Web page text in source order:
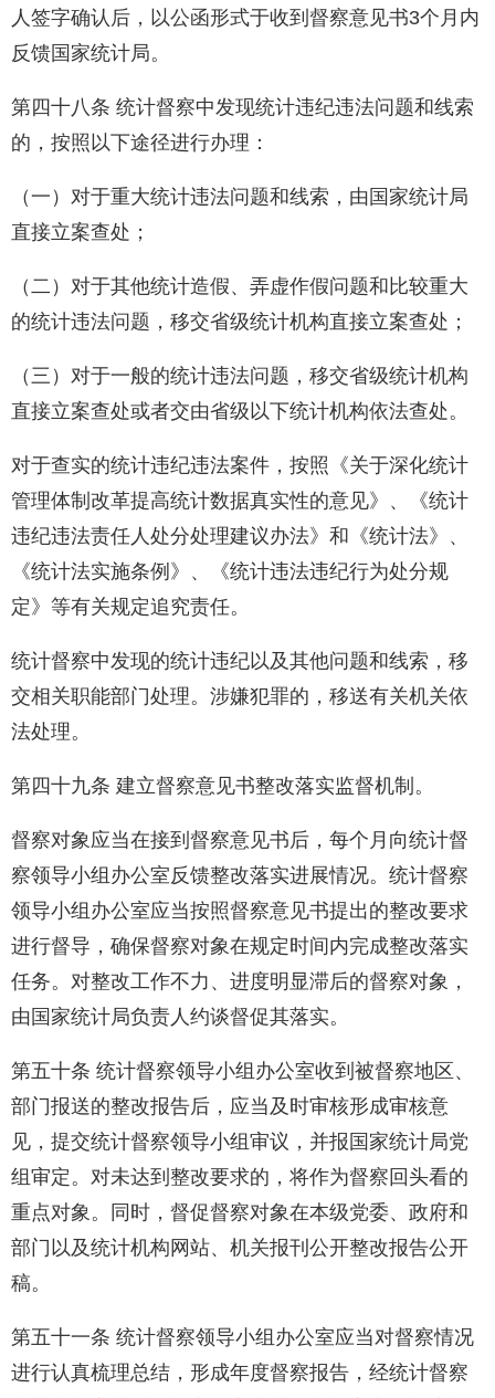
人签字确认后，以公函形式于收到督察意见书3个月内
反馈国家统计局。
第四十八条 统计督察中发现统计违纪违法问题和线索
的，按照以下途径进行办理：
（一）对于重大统计违法问题和线索，由国家统计局
直接立案查处；
（二）对于其他统计造假、弄虚作假问题和比较重大
的统计违法问题，移交省级统计机构直接立案查处；
（三）对于一般的统计违法问题，移交省级统计机构
直接立案查处或者交由省级以下统计机构依法查处。
对于查实的统计违纪违法案件，按照《关于深化统计
管理体制改革提高统计数据真实性的意见》、《统计
违纪违法责任人处分处理建议办法》和《统计法》、
《统计法实施条例 》、《统计违法违纪行为处分规
定》等有关规定追究责任。
统计督察中发现的统计违纪以及其他问题和线索，移
交相关职能部门处理。涉嫌犯罪的，移送有关机关依
法处理。
第四十九条 建立督察意见书整改落实监督机制。
督察对象应当在接到督察意见书后，每个月向统计督
察领导小组办公室反馈整改落实进展情况。统计督察
领导小组办公室应当按照督察意见书提出的整改要求
进行督导，确保督察对象在规定时间内完成整改落实
任务。对整改工作不力、进度明显滞后的督察对象，
由国家统计局负责人约谈督促其落实。
第五十条 统计督察领导小组办公室收到被督察地区、
部门报送的整改报告后，应当及时审核形成审核意
见，提交统计督察领导小组审议，并报国家统计局党
组审定。对未达到整改要求的，将作为督察回头看的
重点对象。同时，督促督察对象在本级党委、政府和
部门以及统计机构网站、机关报刊公开整改报告公开
稿。
第五十一条 统计督察领导小组办公室应当对督察情况
进行认真梳理总结，形成年度督察报告，经统计督察